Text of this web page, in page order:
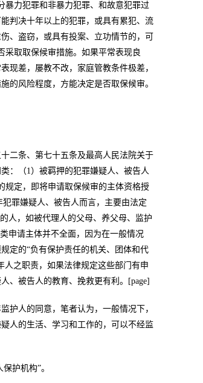
暴力犯罪和非暴力犯罪、和故意犯罪过
判决十年以上的犯罪，或具有累犯、流
、盗窃，或具有投案、立功情节的，可
采取取保候审措施。如果平常表现良
现差，屡教不改，家庭管教条件极差，
的风险程度，方能决定是否取保候审。
二条、第七十五条及最高人民法院关于
：（1）被羁押的犯罪嫌疑人、被告人
规定，即将申请取保候审的主体资格授
罪嫌疑人、被告人而言，主要由法定
人，如被代理人的父母、养父母、监护
申请主体并不全面，因为在一般情况
定的“负有保护责任的机关、团体和代
之职责，如果法律规定这些部门有申
、被告人的教育、挽救更有利。[page]
护人的同意，笔者认为，一般情况下，
人的生活、学习和工作的，可以不经监
护机构”。